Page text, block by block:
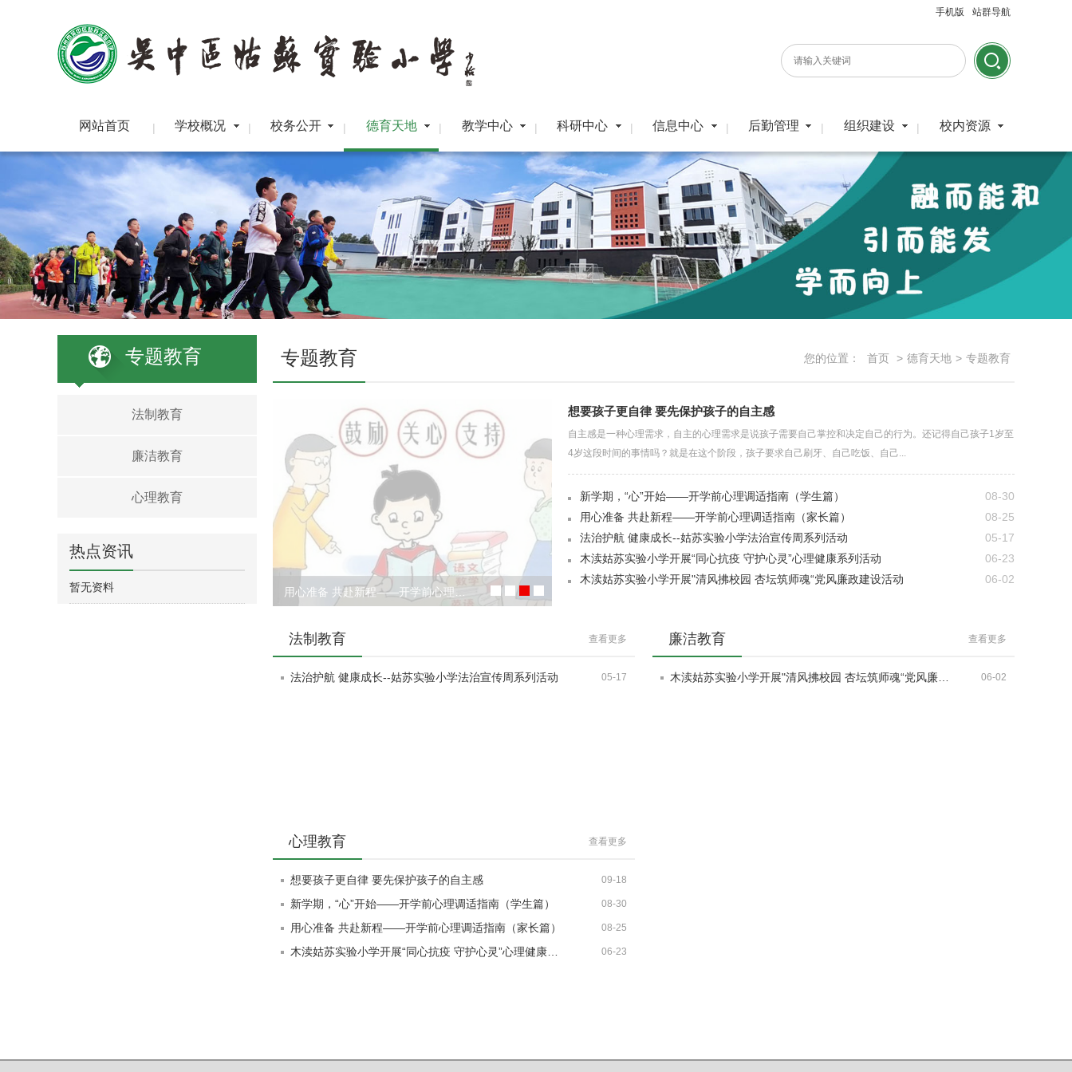
站群导航
手机版
网站首页 | 学校概况 | 校务公开 | 德育天地 | 教学中心 | 科研中心 | 信息中心 | 后勤管理 | 组织建设 | 校内资源
专题教育
法制教育
廉洁教育
心理教育
热点资讯
暂无资料
您的位置： 首页 > 德育天地 > 专题教育
专题教育
用心准备 共赴新程——开学前心理…
想要孩子更自律 要先保护孩子的自主感
自主感是一种心理需求，自主的心理需求是说孩子需要自己掌控和决定自己的行为。还记得自己孩子1岁至
4岁这段时间的事情吗？就是在这个阶段，孩子要求自己刷牙、自己吃饭、自己...
08-30
新学期，“心”开始——开学前心理调适指南（学生篇）
08-25
用心准备 共赴新程——开学前心理调适指南（家长篇）
05-17
法治护航 健康成长--姑苏实验小学法治宣传周系列活动
06-23
木渎姑苏实验小学开展“同心抗疫 守护心灵”心理健康系列活动
06-02
木渎姑苏实验小学开展"清风拂校园 杏坛筑师魂“党风廉政建设活动
查看更多
法制教育
05-17
法治护航 健康成长--姑苏实验小学法治宣传周系列活动
查看更多
廉洁教育
06-02
木渎姑苏实验小学开展"清风拂校园 杏坛筑师魂“党风廉…
查看更多
心理教育
09-18
想要孩子更自律 要先保护孩子的自主感
08-30
新学期，“心”开始——开学前心理调适指南（学生篇）
08-25
用心准备 共赴新程——开学前心理调适指南（家长篇）
06-23
木渎姑苏实验小学开展“同心抗疫 守护心灵”心理健康…